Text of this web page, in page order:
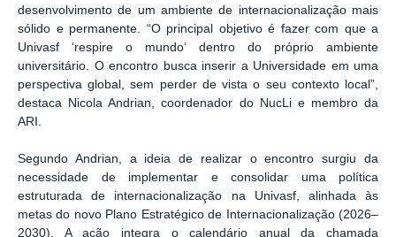
desenvolvimento de um ambiente de internacionalização mais
sólido e permanente. “O principal objetivo é fazer com que a
Univasf ‘respire o mundo’ dentro do próprio ambiente
universitário. O encontro busca inserir a Universidade em uma
perspectiva global, sem perder de vista o seu contexto local”,
destaca Nicola Andrian, coordenador do NucLi e membro da
ARI.
Segundo Andrian, a ideia de realizar o encontro surgiu da
necessidade de implementar e consolidar uma política
estruturada de internacionalização na Univasf, alinhada às
metas do novo Plano Estratégico de Internacionalização (2026–
2030). A ação integra o calendário anual da chamada